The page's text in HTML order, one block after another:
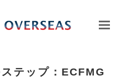
テップ：ECFMG